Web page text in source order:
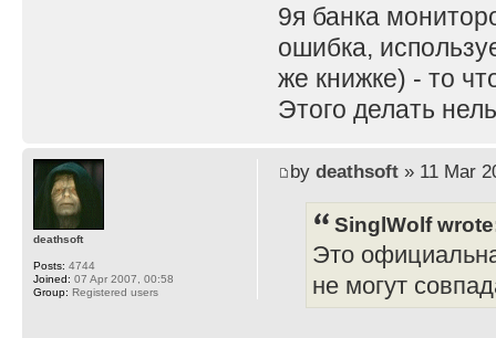
9я банка
ошибка,
же книжке) - то
Этого делать
by deathsoft» 11 Mar
SinglWolf
Это
не могут
deathsoft
Posts: 4744
Joined: 07 Apr 2007, 00:58
Group: Registered users